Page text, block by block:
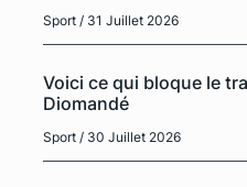
Sport / 31 Juillet 2026
Voici ce qui bloque le
Diomandé
Sport / 30 Juillet 2026